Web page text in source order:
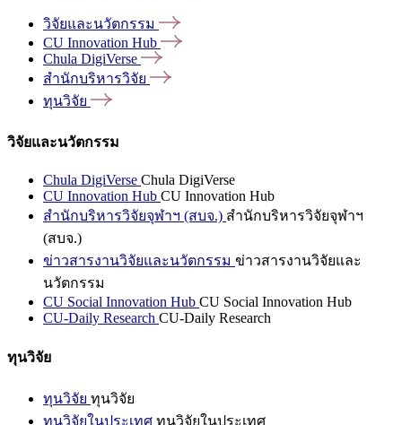
วิจัยและนวัตกรรม
CU Innovation Hub
Chula DigiVerse
สำนักบริหารวิจัย
ทุนวิจัย
วิจัยและนวัตกรรม
Chula DigiVerse Chula DigiVerse
CU Innovation Hub CU Innovation Hub
สำนักบริหารวิจัยจุฬาฯ (สบจ.) สำนักบริหารวิจัยจุฬาฯ
(สบจ.)
ข่าวสารงานวิจัยและนวัตกรรม ข่าวสารงานวิจัยและ
นวัตกรรม
CU Social Innovation Hub CU Social Innovation Hub
CU-Daily Research CU-Daily Research
ทุนวิจัย
ทุนวิจัย ทุนวิจัย
ทุนวิจัยในประเทศ ทุนวิจัยในประเทศ